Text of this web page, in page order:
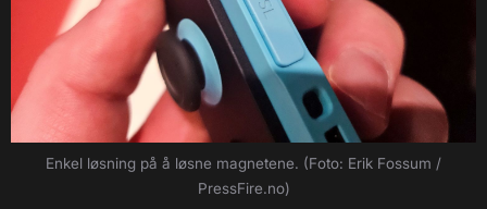
Enkel løsning på å løsne magnetene. (Foto: Erik Fossum /
PressFire.no)